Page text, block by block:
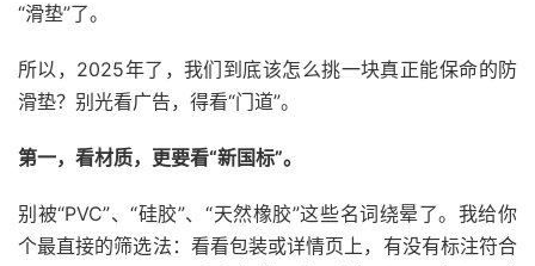
“滑垫”了。
所以，2025年了，我们到底该怎么挑一块真正能保命的防
滑垫？别光看广告，得看“门道”。
第一，看材质，更要看“新国标”。
别被“PVC”、“硅胶”、“天然橡胶”这些名词绕晕了。我给你
个最直接的筛选法：看看包装或详情页上，有没有标注符合